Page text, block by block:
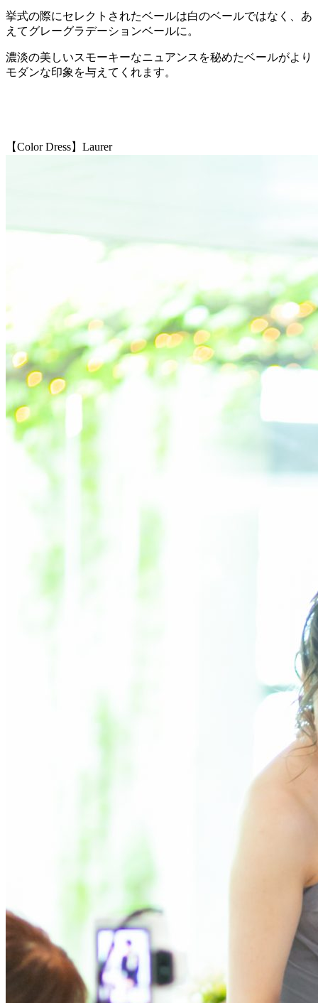
挙式の際にセレクトされたベールは白のベールではなく、あ
えてグレーグラデーションベールに。
濃淡の美しいスモーキーなニュアンスを秘めたベールがより
モダンな印象を与えてくれます。
【Color Dress】Laurer